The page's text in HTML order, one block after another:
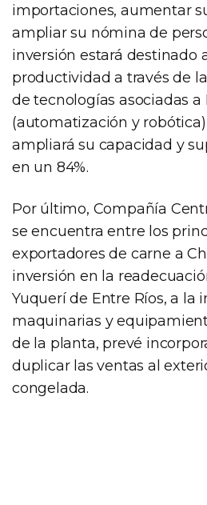
importaciones, aumentar
ampliar su nómina de
inversión estará destinado
productividad a través de
de tecnologías asociadas a
(automatización y
ampliará su capacidad y
en un 84%.
Por último, Compañía
se encuentra entre los
exportadores de carne a
inversión en la
Yuquerí de Entre Ríos, a la
maquinarias y
de la planta, prevé
duplicar las ventas al
congelada.